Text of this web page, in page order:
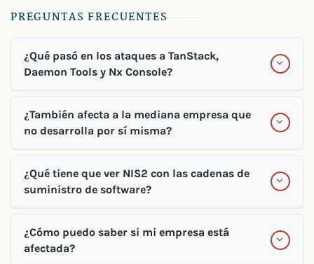
PREGUNTAS FRECUENTES
¿Qué pasó en los ataques a TanStack,
Daemon Tools y Nx Console?
¿También afecta a la mediana empresa que
no desarrolla por sí misma?
¿Qué tiene que ver NIS2 con las cadenas de
suministro de software?
¿Cómo puedo saber si mi empresa está
afectada?